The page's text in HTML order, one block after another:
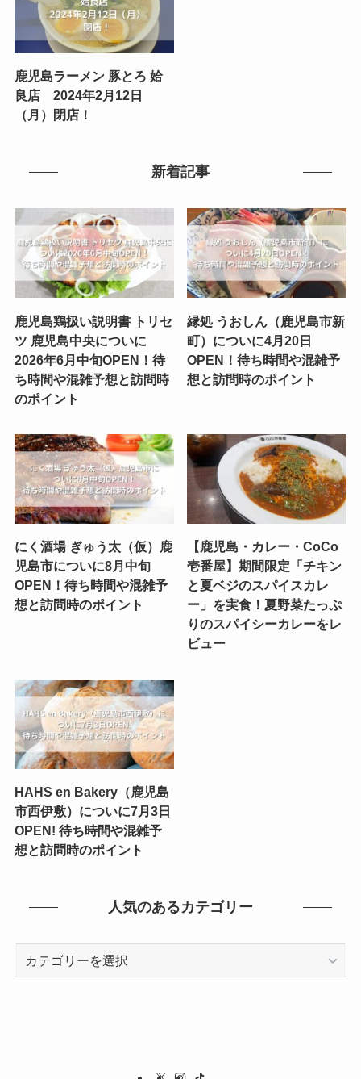
鹿児島ラーメン 豚とろ 姶
良店 2024年2月12日
（月）閉店！
新着記事
鹿児島鶏扱い説明書 トリセ
ツ 鹿児島中央についに
2026年6月中旬OPEN！待
ち時間や混雑予想と訪問時
のポイント
縁処 うおしん（鹿児島市新
町）についに4月20日
OPEN！待ち時間や混雑予
想と訪問時のポイント
にく酒場 ぎゅう太（仮）鹿
児島市についに8月中旬
OPEN！待ち時間や混雑予
想と訪問時のポイント
【鹿児島・カレー・CoCo
壱番屋】期間限定「チキン
と夏ベジのスパイスカレ
ー」を実食！夏野菜たっぷ
りのスパイシーカレーをレ
ビュー
HAHS en Bakery（鹿児島
市西伊敷）についに7月3日
OPEN! 待ち時間や混雑予
想と訪問時のポイント
人気のあるカテゴリー